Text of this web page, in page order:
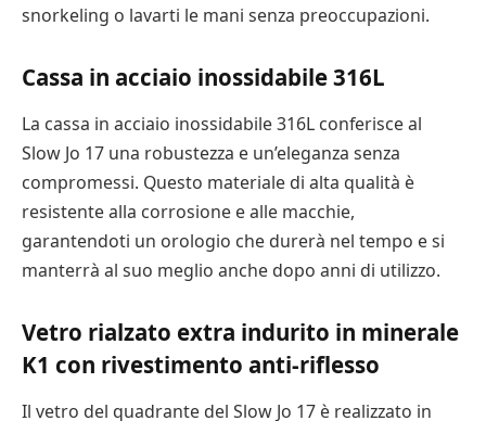
snorkeling o lavarti le mani senza preoccupazioni.
Cassa in acciaio inossidabile 316L
La cassa in acciaio inossidabile 316L conferisce al
Slow Jo 17 una robustezza e un’eleganza senza
compromessi. Questo materiale di alta qualità è
resistente alla corrosione e alle macchie,
garantendoti un orologio che durerà nel tempo e si
manterrà al suo meglio anche dopo anni di utilizzo.
Vetro rialzato extra indurito in minerale
K1 con rivestimento anti-riflesso
Il vetro del quadrante del Slow Jo 17 è realizzato in